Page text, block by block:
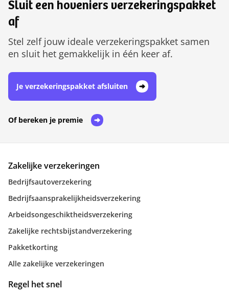
Sluit een hoveniers verzekeringspakket
af
Stel zelf jouw ideale verzekeringspakket samen
en sluit het gemakkelijk in één keer af.
Je verzekeringspakket afsluiten
Of bereken je premie
Zakelijke verzekeringen
Bedrijfsautoverzekering
Bedrijfsaansprakelijkheidsverzekering
Arbeidsongeschiktheidsverzekering
Zakelijke rechtsbijstandverzekering
Pakketkorting
Alle zakelijke verzekeringen
Regel het snel